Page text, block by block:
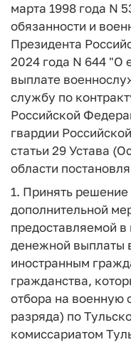
марта 1998 года N
обязанности и
Президента
2024 года N 644 "О
выплате
службу по
Российской
гвардии
статьи 29 Устава
области
1. Принять
дополнительной
предоставляемой
денежной выплаты
иностранным
гражданства,
отбора на военную
разряда) по
комиссариатом